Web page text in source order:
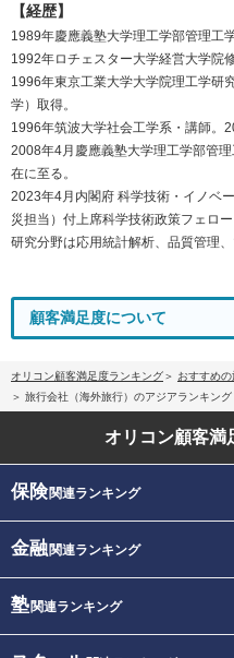
【経歴】
1989年慶應義塾大学理工学部管理工
1992年ロチェスター大学経営大学院
1996年東京工業大学大学院理工学研
学）取得。
1996年筑波大学社会工学系・講師。
2008年4月慶應義塾大学理工学部管
在に至る。
2023年4月内閣府 科学技術・イノベ
災担当）付上席科学技術政策フェロー
研究分野は応用統計解析、品質管理、
顧客満足度について
オリコン顧客満足度ランキング
おすすめ
旅行会社（海外旅行）のアジアランキング
オリコン顧客満
保険関連ランキング
金融関連ランキング
塾関連ランキング